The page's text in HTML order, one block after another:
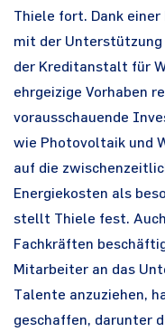
Thiele fort. Dank
mit der Unterstützung
der Kreditanstalt für
ehrgeizige Vorhaben
vorausschauende
wie Photovoltaik und
auf die
Energiekosten als
stellt Thiele fest.
Fachkräften
Mitarbeiter an das
Talente anzuziehen,
geschaffen, darunter